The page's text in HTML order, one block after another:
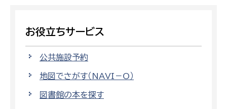
お役立ちサービス
公共施設予約
地図でさがす（NAVI－O）
図書館の本を探す